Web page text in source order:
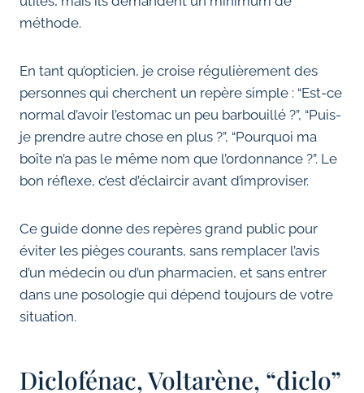
méthode.
En tant qu’opticien, je croise régulièrement des
personnes qui cherchent un repère simple : “Est-ce
normal d’avoir l’estomac un peu barbouillé ?”, “Puis-
je prendre autre chose en plus ?”, “Pourquoi ma
boîte n’a pas le même nom que l’ordonnance ?”. Le
bon réflexe, c’est d’éclaircir avant d’improviser.
Ce guide donne des repères grand public pour
éviter les pièges courants, sans remplacer l’avis
d’un médecin ou d’un pharmacien, et sans entrer
dans une posologie qui dépend toujours de votre
situation.
Diclofénac, Voltarène, “diclo”